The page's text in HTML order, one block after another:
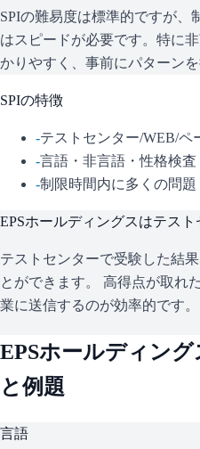
SPIの難易度は標準的ですが、
はスピードが必要です。特に
かりやすく、事前にパターン
SPIの特徴
-テストセンター/WEB/ペ
-言語・非言語・性格検査
-制限時間内に多くの問題
EPSホールディングスはテスト
テストセンターで受験した結
とができます。 高得点が取れ
業に送信するのが効率的です。
EPSホールディング
と例題
言語